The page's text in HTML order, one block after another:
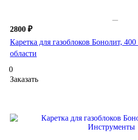
2800 ₽
Каретка для газоблоков Бонолит,
области
0
Заказать